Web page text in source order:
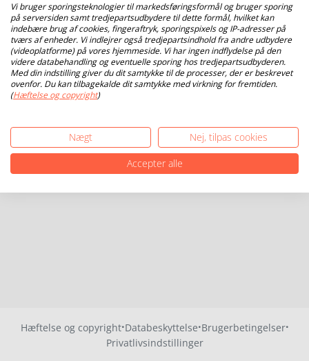
Hæftelse og copyright·Databeskyttelse·Brugerbetingelser·
Privatlivsindstillinger
Vi bruger sporingsteknologier til markedsføringsformål og bruger sporing
på serversiden samt tredjepartsudbydere til dette formål, hvilket kan
indebære brug af cookies, fingeraftryk, sporingspixels og IP-adresser på
tværs af enheder. Vi indlejrer også tredjepartsindhold fra andre udbydere
(videoplatforme) på vores hjemmeside. Vi har ingen indflydelse på den
videre databehandling og eventuelle sporing hos tredjepartsudbyderen.
Med din indstilling giver du dit samtykke til de processer, der er beskrevet
ovenfor. Du kan tilbagekalde dit samtykke med virkning for fremtiden.
(Hæftelse og copyright)
Nægt
Nej, tilpas cookies
Accepter alle